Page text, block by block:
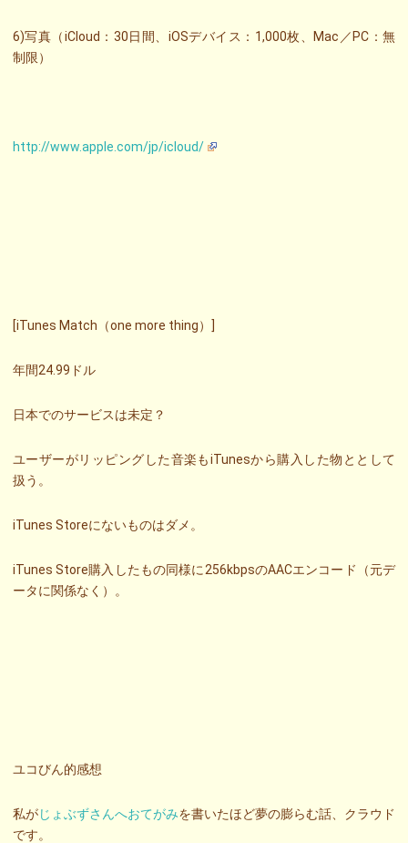
6)写真（iCloud：30日間、iOSデバイス：1,000枚、Mac／PC：無
制限）
http://www.apple.com/jp/icloud/
[iTunes Match（one more thing）]
年間24.99ドル
日本でのサービスは未定？
ユーザーがリッピングした音楽もiTunesから購入した物ととして
扱う。
iTunes Storeにないものはダメ。
iTunes Store購入したもの同様に256kbpsのAACエンコード（元デ
ータに関係なく）。
ユコびん的感想
私がじょぶずさんへおてがみを書いたほど夢の膨らむ話、クラウド
です。